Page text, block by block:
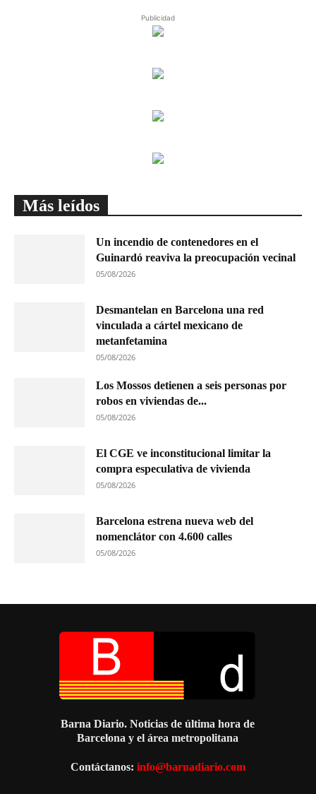
Publicidad
Más leídos
Un incendio de contenedores en el
Guinardó reaviva la preocupación vecinal
05/08/2026
Desmantelan en Barcelona una red
vinculada a cártel mexicano de
metanfetamina
05/08/2026
Los Mossos detienen a seis personas por
robos en viviendas de...
05/08/2026
El CGE ve inconstitucional limitar la
compra especulativa de vivienda
05/08/2026
Barcelona estrena nueva web del
nomenclátor con 4.600 calles
05/08/2026
Barna Diario. Noticias de última hora de
Barcelona y el área metropolitana
Contáctanos: info@barnadiario.com